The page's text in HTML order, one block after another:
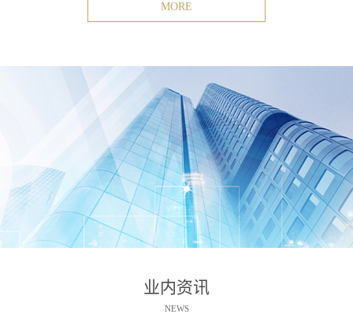
MORE
业内资讯
NEWS